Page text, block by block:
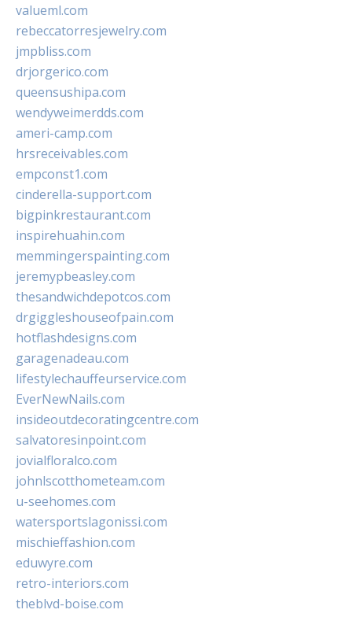
valueml.com
rebeccatorresjewelry.com
jmpbliss.com
drjorgerico.com
queensushipa.com
wendyweimerdds.com
ameri-camp.com
hrsreceivables.com
empconst1.com
cinderella-support.com
bigpinkrestaurant.com
inspirehuahin.com
memmingerspainting.com
jeremypbeasley.com
thesandwichdepotcos.com
drgiggleshouseofpain.com
hotflashdesigns.com
garagenadeau.com
lifestylechauffeurservice.com
EverNewNails.com
insideoutdecoratingcentre.com
salvatoresinpoint.com
jovialfloralco.com
johnlscotthometeam.com
u-seehomes.com
watersportslagonissi.com
mischieffashion.com
eduwyre.com
retro-interiors.com
theblvd-boise.com